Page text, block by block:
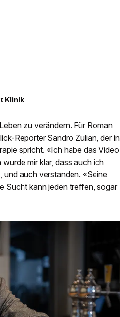
Klinik
zu verändern. Für Roman
Reporter Sandro Zulian, der in
spricht. «Ich habe das Video
mir klar, dass auch ich
und auch verstanden. «Seine
Sucht kann jeden treffen, sogar